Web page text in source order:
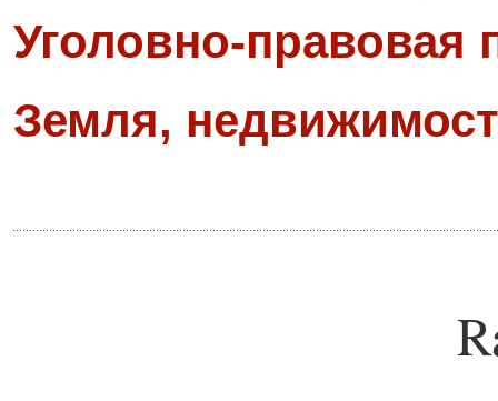
Уголовно-правовая
Земля,